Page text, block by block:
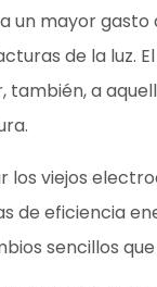
un mayor gasto
de la luz.
también, a
los viejos
de eficiencia
sencillos